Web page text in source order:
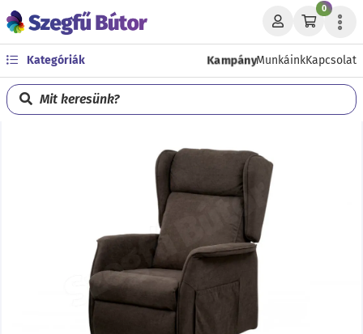
0
Kategóriák KampányMunkáinkKapcsolat
Mit keresünk?